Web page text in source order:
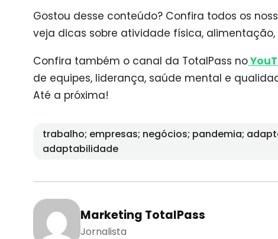
Gostou desse conteúdo? Confira todos os
veja dicas sobre atividade física,
Confira também o canal da TotalPass no
de equipes, liderança, saúde mental e
Até a próxima!
trabalho; empresas; negócios; pandemia;
adaptabilidade
Marketing TotalPass
Jornalista